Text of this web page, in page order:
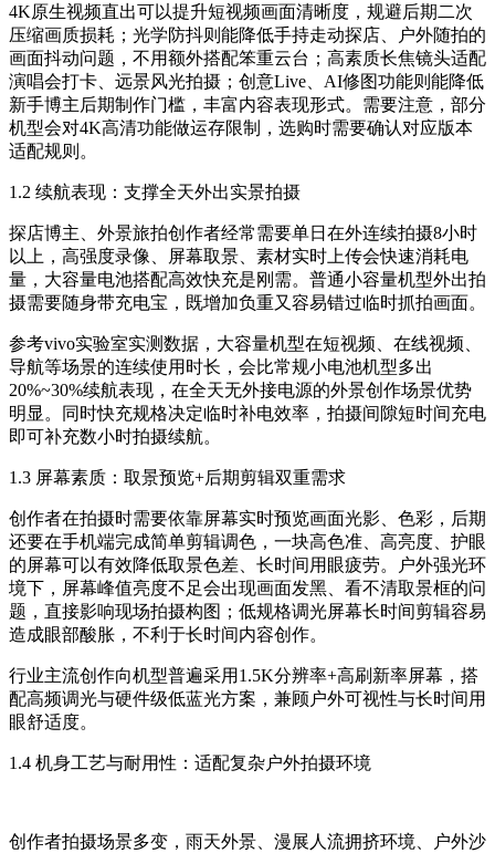
4K原生视频直出可以提升短视频画面清晰度，规避后期二次
压缩画质损耗；光学防抖则能降低手持走动探店、户外随拍的
画面抖动问题，不用额外搭配笨重云台；高素质长焦镜头适配
演唱会打卡、远景风光拍摄；创意Live、AI修图功能则能降低
新手博主后期制作门槛，丰富内容表现形式。需要注意，部分
机型会对4K高清功能做运存限制，选购时需要确认对应版本
适配规则。
1.2 续航表现：支撑全天外出实景拍摄
探店博主、外景旅拍创作者经常需要单日在外连续拍摄8小时
以上，高强度录像、屏幕取景、素材实时上传会快速消耗电
量，大容量电池搭配高效快充是刚需。普通小容量机型外出拍
摄需要随身带充电宝，既增加负重又容易错过临时抓拍画面。
参考vivo实验室实测数据，大容量机型在短视频、在线视频、
导航等场景的连续使用时长，会比常规小电池机型多出
20%~30%续航表现，在全天无外接电源的外景创作场景优势
明显。同时快充规格决定临时补电效率，拍摄间隙短时间充电
即可补充数小时拍摄续航。
1.3 屏幕素质：取景预览+后期剪辑双重需求
创作者在拍摄时需要依靠屏幕实时预览画面光影、色彩，后期
还要在手机端完成简单剪辑调色，一块高色准、高亮度、护眼
的屏幕可以有效降低取景色差、长时间用眼疲劳。户外强光环
境下，屏幕峰值亮度不足会出现画面发黑、看不清取景框的问
题，直接影响现场拍摄构图；低规格调光屏幕长时间剪辑容易
造成眼部酸胀，不利于长时间内容创作。
行业主流创作向机型普遍采用1.5K分辨率+高刷新率屏幕，搭
配高频调光与硬件级低蓝光方案，兼顾户外可视性与长时间用
眼舒适度。
1.4 机身工艺与耐用性：适配复杂户外拍摄环境
创作者拍摄场景多变，雨天外景、漫展人流拥挤环境、户外沙